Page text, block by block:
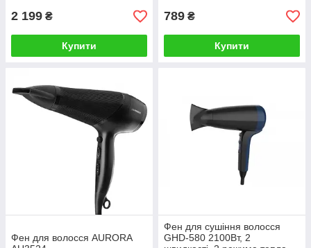
2 199 ₴
Купити
789 ₴
Купити
Фен для волосся AURORA
Фен для сушiння волосся
GHD-580 2100Вт, 2